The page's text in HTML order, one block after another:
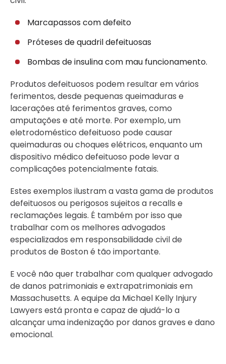
Marcapassos com defeito
Próteses de quadril defeituosas
Bombas de insulina com mau funcionamento.
Produtos defeituosos podem resultar em vários
ferimentos, desde pequenas queimaduras e
lacerações até ferimentos graves, como
amputações e até morte. Por exemplo, um
eletrodoméstico defeituoso pode causar
queimaduras ou choques elétricos, enquanto um
dispositivo médico defeituoso pode levar a
complicações potencialmente fatais.
Estes exemplos ilustram a vasta gama de produtos
defeituosos ou perigosos sujeitos a recalls e
reclamações legais. É também por isso que
trabalhar com os melhores advogados
especializados em responsabilidade civil de
produtos de Boston é tão importante.
E você não quer trabalhar com qualquer advogado
de danos patrimoniais e extrapatrimoniais em
Massachusetts. A equipe da Michael Kelly Injury
Lawyers está pronta e capaz de ajudá-lo a
alcançar uma indenização por danos graves e dano
emocional.